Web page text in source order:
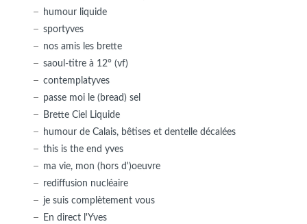
humour liquide
sportyves
nos amis les brette
saoul-titre à 12° (vf)
contemplatyves
passe moi le (bread) sel
Brette Ciel Liquide
humour de Calais, bêtises et dentelle décalées
this is the end yves
ma vie, mon (hors d')oeuvre
rediffusion nucléaire
je suis complètement vous
En direct l'Yves